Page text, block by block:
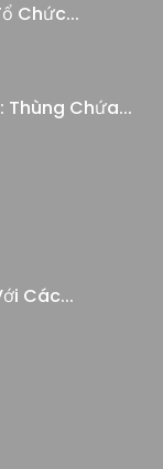
Chức...
Thùng Chứa...
Các...